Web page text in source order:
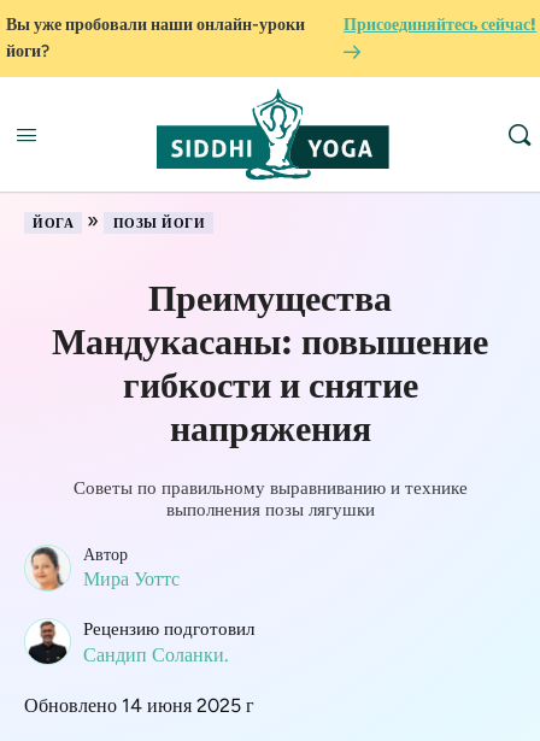
Вы уже пробовали наши онлайн-уроки
йоги?
Присоединяйтесь сейчас!
ЙОГА » ПОЗЫ ЙОГИ
Преимущества
Мандукасаны: повышение
гибкости и снятие
напряжения
Советы по правильному выравниванию и технике
выполнения позы лягушки
Автор
Мира Уоттс
Рецензию подготовил
Сандип Соланки.
Обновлено 14 июня 2025 г